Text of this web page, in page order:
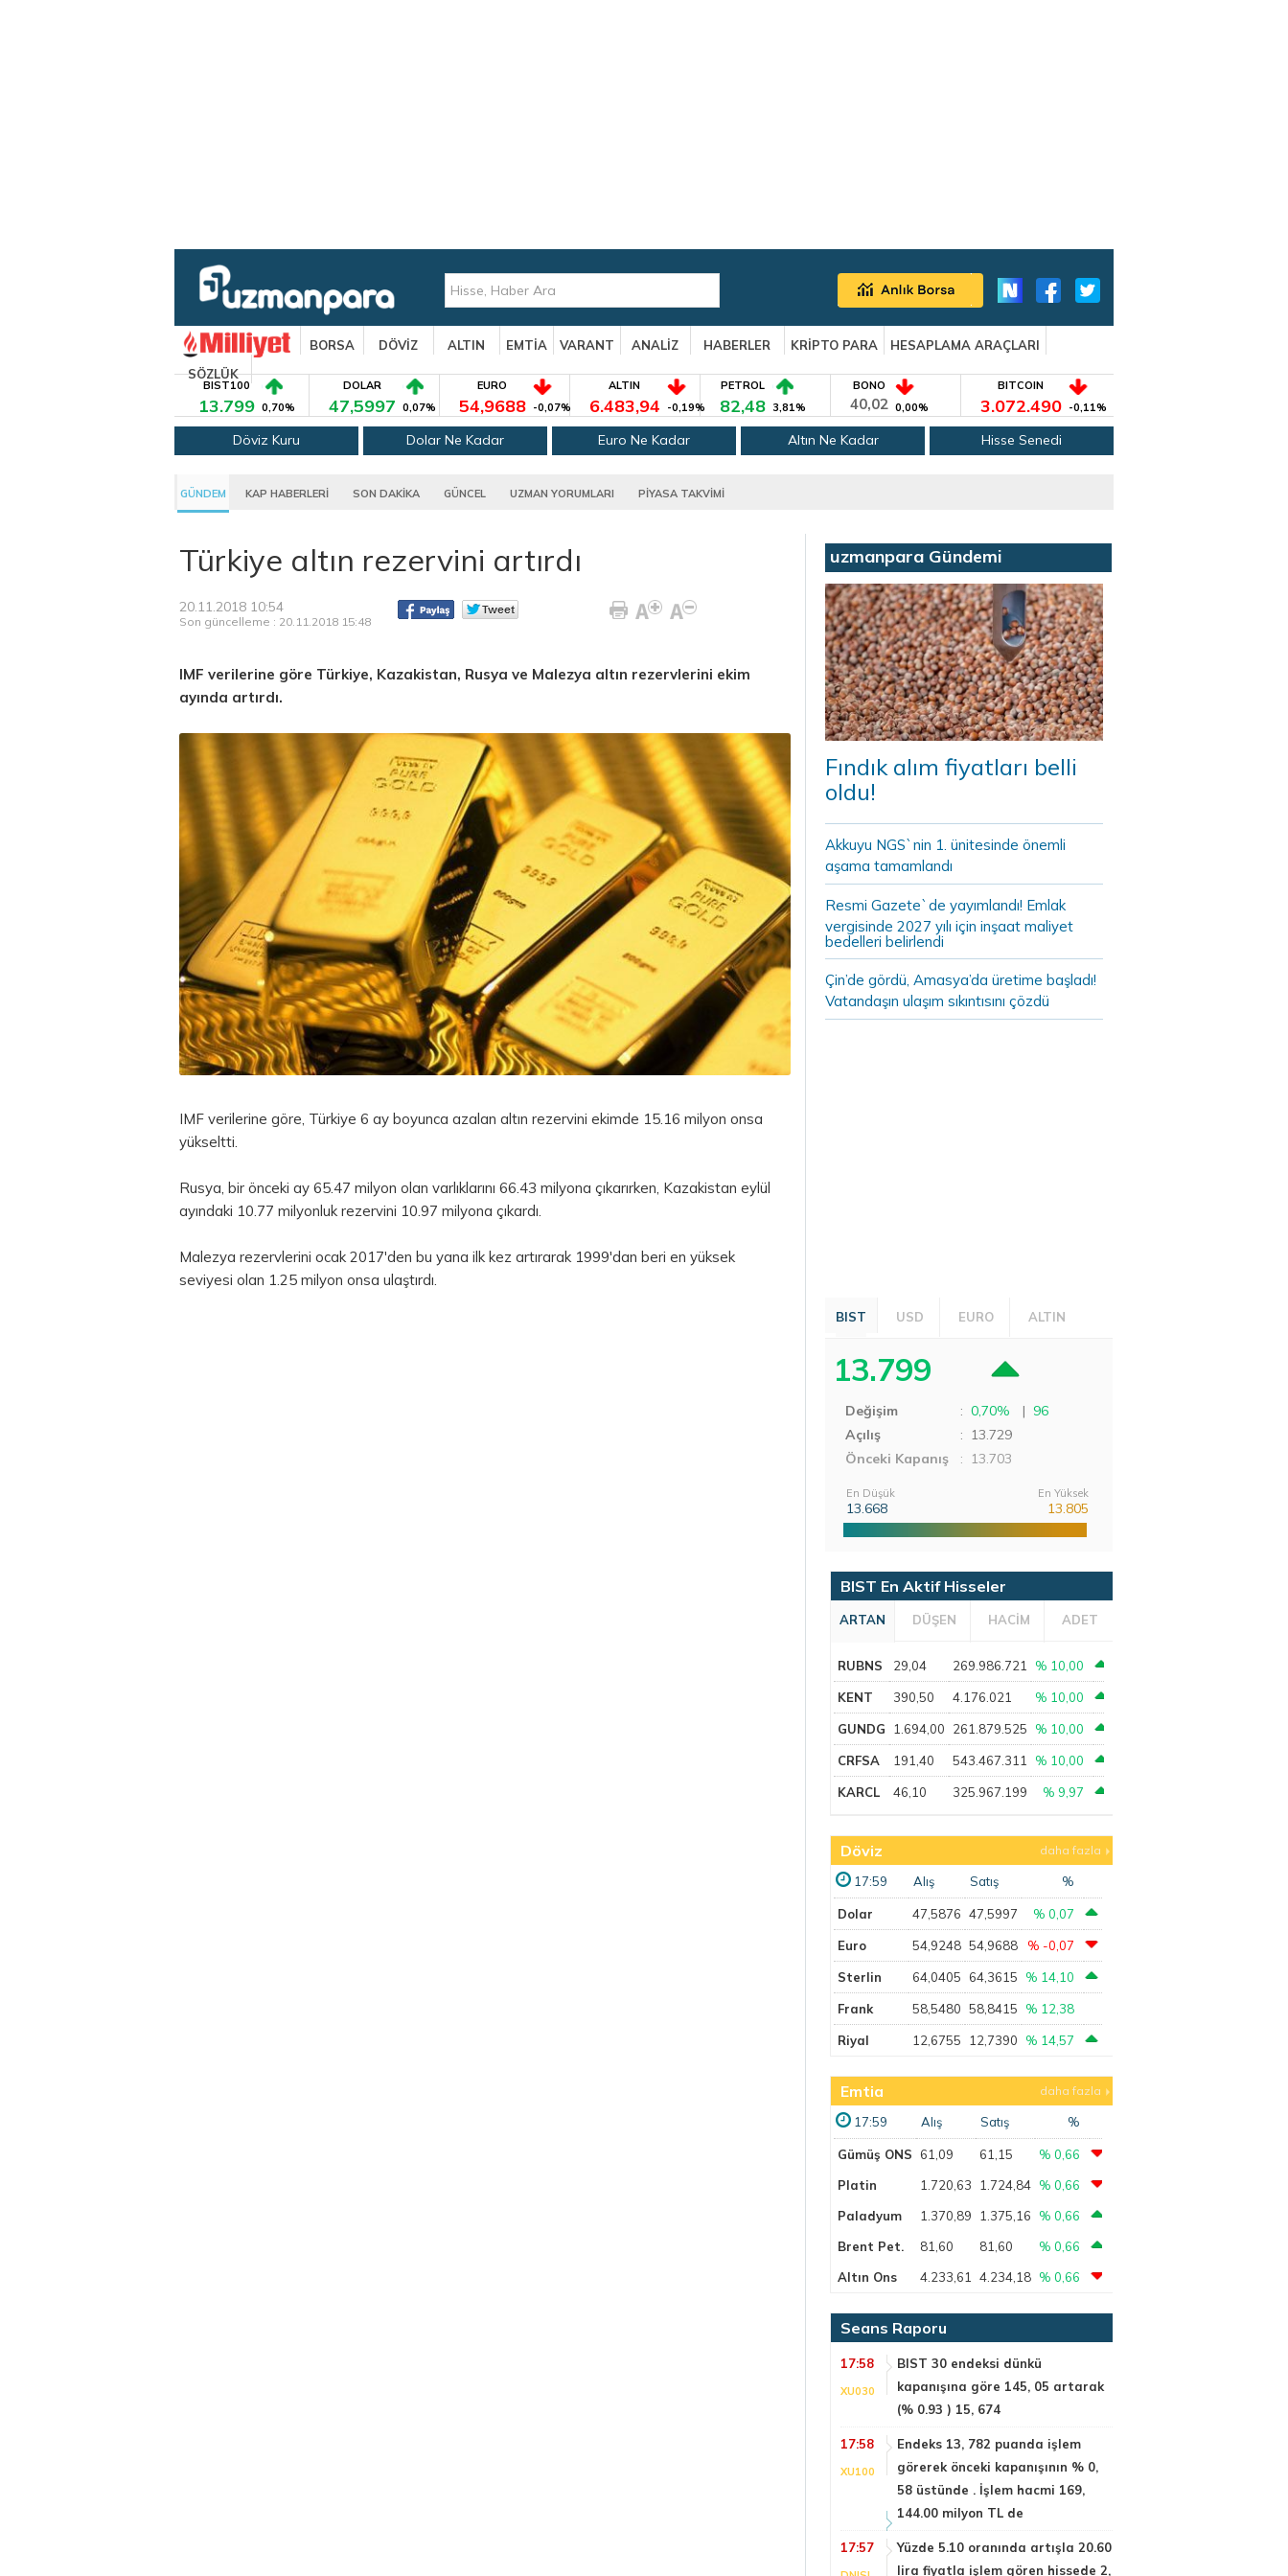
BORSA DÖVİZ ALTIN EMTİA VARANT ANALİZ HABERLER KRİPTO PARA
HESAPLAMA ARAÇLARI
SÖZLÜK
BIST100
13.799 0,70%
DOLAR
47,5997 0,07%
EURO
54,9688 -0,07%
ALTIN
6.483,94 -0,19%
PETROL
82,48 3,81%
BONO
40,02 0,00%
BITCOIN
3.072.490 -0,11%
Döviz Kuru Dolar Ne Kadar Euro Ne Kadar Altın Ne Kadar Hisse Senedi
GÜNDEM KAP HABERLERİ SON DAKİKA GÜNCEL UZMAN YORUMLARI PİYASA TAKVİMİ
Türkiye altın rezervini artırdı
20.11.2018 10:54
Son güncelleme : 20.11.2018 15:48
IMF verilerine göre Türkiye, Kazakistan, Rusya ve Malezya altın rezervlerini ekim
ayında artırdı.
IMF verilerine göre, Türkiye 6 ay boyunca azalan altın rezervini ekimde 15.16 milyon onsa
yükseltti.
Rusya, bir önceki ay 65.47 milyon olan varlıklarını 66.43 milyona çıkarırken, Kazakistan eylül
ayındaki 10.77 milyonluk rezervini 10.97 milyona çıkardı.
Malezya rezervlerini ocak 2017'den bu yana ilk kez artırarak 1999'dan beri en yüksek
seviyesi olan 1.25 milyon onsa ulaştırdı.
uzmanpara Gündemi
Fındık alım fiyatları belli
oldu!
Akkuyu NGS`nin 1. ünitesinde önemli
aşama tamamlandı
Resmi Gazete`de yayımlandı! Emlak
vergisinde 2027 yılı için inşaat maliyet
bedelleri belirlendi
Çin’de gördü, Amasya’da üretime başladı!
Vatandaşın ulaşım sıkıntısını çözdü
BIST USD EURO ALTIN
13.799
Değişim : 0,70% | 96
Açılış
: 13.729
Önceki Kapanış
: 13.703
En Düşük
13.668
En Yüksek
13.805
BIST En Aktif Hisseler
ARTAN DÜŞEN HACİM ADET
RUBNS 29,04 269.986.721 % 10,00
KENT 390,50 4.176.021 % 10,00
GUNDG 1.694,00 261.879.525 % 10,00
CRFSA 191,40 543.467.311 % 10,00
KARCL 46,10 325.967.199 % 9,97
Döviz daha fazla
17:59 Alış Satış %
Dolar 47,5876 47,5997 % 0,07
Euro 54,9248 54,9688 % -0,07
Sterlin 64,0405 64,3615 % 14,10
Frank 58,5480 58,8415 % 12,38
Riyal 12,6755 12,7390 % 14,57
Emtia daha fazla
17:59 Alış Satış %
Gümüş ONS 61,09 61,15
% 0,66
Platin
1.720,63 1.724,84 % 0,66
Paladyum
1.370,89 1.375,16
% 0,66
Brent Pet.
81,60 81,60
% 0,66
Altın Ons
4.233,61 4.234,18 % 0,66
Seans Raporu
17:58
XU030
BIST 30 endeksi dünkü
kapanışına göre 145, 05 artarak
(% 0.93 ) 15, 674
17:58
XU100
Endeks 13, 782 puanda işlem
görerek önceki kapanışının % 0,
58 üstünde . İşlem hacmi 169,
144.00 milyon TL de
17:57
Yüzde 5.10 oranında artışla 20.60
lira fiyatla işlem gören hissede 2,